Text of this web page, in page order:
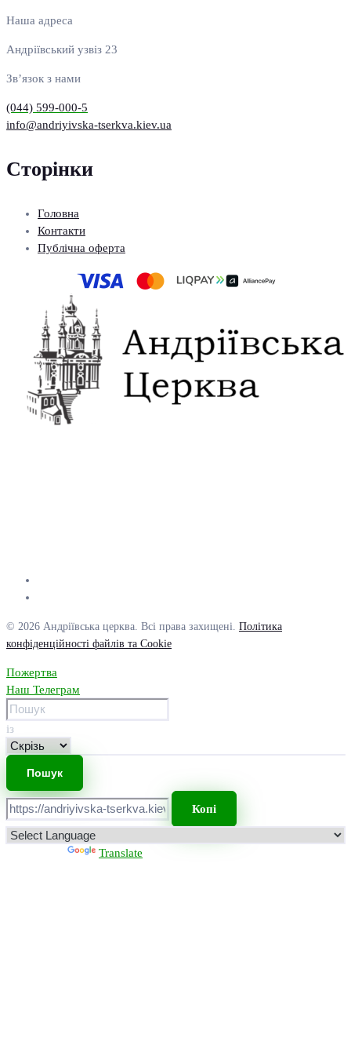
Наша адреса
Андріївський узвіз 23
Зв’язок з нами
(044) 599-000-5
info@andriyivska-tserkva.kiev.ua
Сторінки
Головна
Контакти
Публічна оферта
© 2026 Андріївська церква. Всі права захищені. Політика
конфіденційності файлів та Cookie
Пожертва
Наш Телеграм
із
Копі
Translate